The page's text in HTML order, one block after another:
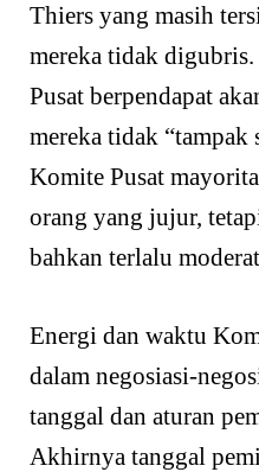
Thiers yang masih
mereka tidak
Pusat berpendapat
mereka tidak “tampak
Komite Pusat
orang yang jujur,
bahkan terlalu
Energi dan waktu
dalam negosiasi-
tanggal dan aturan
Akhirnya tanggal